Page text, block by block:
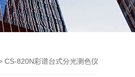
CS-820N彩谱台式分光测色仪